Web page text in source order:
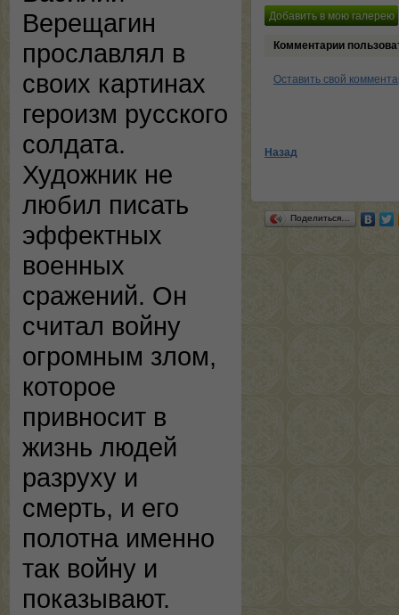
Верещагин
прославлял в
своих картинах
героизм русского
солдата.
Художник не
любил писать
эффектных
военных
сражений. Он
считал войну
огромным злом,
которое
привносит в
жизнь людей
разруху и
смерть, и его
полотна именно
так войну и
показывают.
Комментарии
Оставить свой
Назад
Поделиться…